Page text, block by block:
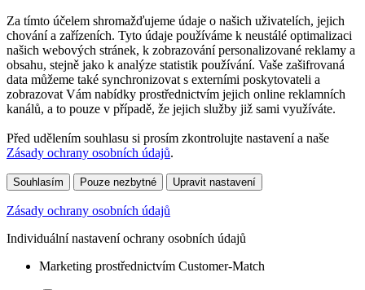
Za tímto účelem shromažďujeme údaje o našich uživatelích, jejich
chování a zařízeních. Tyto údaje používáme k neustálé optimalizaci
našich webových stránek, k zobrazování personalizované reklamy a
obsahu, stejně jako k analýze statistik používání. Vaše zašifrovaná
data můžeme také synchronizovat s externími poskytovateli a
zobrazovat Vám nabídky prostřednictvím jejich online reklamních
kanálů, a to pouze v případě, že jejich služby již sami využíváte.
Před udělením souhlasu si prosím zkontrolujte nastavení a naše
Zásady ochrany osobních údajů.
Souhlasím Pouze nezbytné Upravit nastavení
Zásady ochrany osobních údajů
Individuální nastavení ochrany osobních údajů
Marketing prostřednictvím Customer-Match